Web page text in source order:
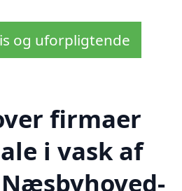
og uforpligtende
firmaer
i vask af